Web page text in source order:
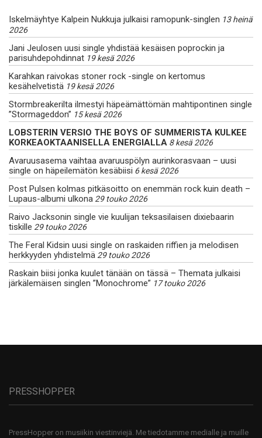
Iskelmäyhtye Kalpein Nukkuja julkaisi ramopunk-singlen 13 heinä
2026
Jani Jeulosen uusi single yhdistää kesäisen poprockin ja
parisuhdepohdinnat 19 kesä 2026
Karahkan raivokas stoner rock -single on kertomus
kesähelvetistä 19 kesä 2026
Stormbreakerilta ilmestyi häpeämättömän mahtipontinen single
”Stormageddon” 15 kesä 2026
LOBSTERIN VERSIO THE BOYS OF SUMMERISTA KULKEE
KORKEAOKTAANISELLA ENERGIALLA 8 kesä 2026
Avaruusasema vaihtaa avaruuspölyn aurinkorasvaan – uusi
single on häpeilemätön kesäbiisi 6 kesä 2026
Post Pulsen kolmas pitkäsoitto on enemmän rock kuin death –
Lupaus-albumi ulkona 29 touko 2026
Raivo Jacksonin single vie kuulijan teksasilaisen dixiebaarin
tiskille 29 touko 2026
The Feral Kidsin uusi single on raskaiden riffien ja melodisen
herkkyyden yhdistelmä 29 touko 2026
Raskain biisi jonka kuulet tänään on tässä – Themata julkaisi
järkälemäisen singlen ”Monochrome” 17 touko 2026
PRESSHOPPER
PressHopper on musiikin viestinviejä. Me tiedotamme medialle ja muille